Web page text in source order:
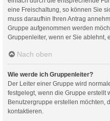
eine Freischaltung, so können Sie
muss daraufhin Ihren Antrag
Gruppe aufgenommen werden
Gruppenleiter, wenn er Sie ablehnt,
Nach oben
Wie werde ich Gruppenleiter?
Der Leiter einer Gruppe wird
festgelegt, wenn die Gruppe erstellt
Benutzergruppe erstellen möchten,
kontaktieren.